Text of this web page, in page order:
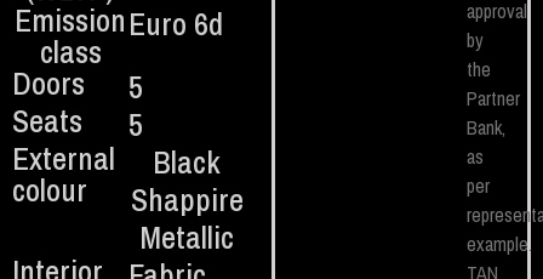
Emission
class
Euro 6d
Doors
5
Seats
5
External
colour
Black
Shappire
Metallic
approval
by
the
Partner
Bank,
as
per
example.
TAN